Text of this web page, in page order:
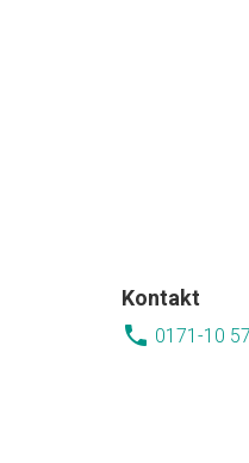
Kontakt
local_phone 0171-10